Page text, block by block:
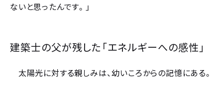
ないと思ったんです。」
建築士の父が残した「エネルギーへの感性」
太陽光に対する親しみは、幼いころからの記憶にある。